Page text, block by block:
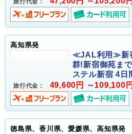
旅行代金：
高知県発
≪JAL利用≫新
群!新宿御苑ま
ステル新宿 4日
旅行代金： 49,600円 ～109,100円
徳島県、香川県、愛媛県、高知県発